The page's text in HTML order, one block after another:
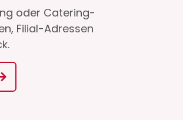
oder Catering-
Filial-Adressen